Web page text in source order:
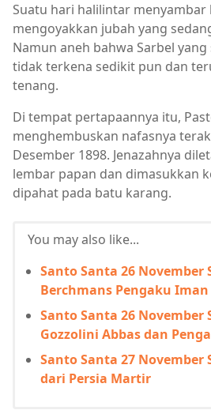
Suatu hari halilintar menyambar
mengoyakkan jubah yang
Namun aneh bahwa Sarbel
tidak terkena sedikit pun dan
tenang.
Di tempat pertapaannya itu,
menghembuskan nafasnya
Desember 1898. Jenazahnya
lembar papan dan dimasukkan
dipahat pada batu karang.
You may also like...
Santo Santa 26 November
Berchmans Pengaku Iman
Santo Santa 26 November
Gozzolini Abbas dan
Santo Santa 27 November
dari Persia Martir